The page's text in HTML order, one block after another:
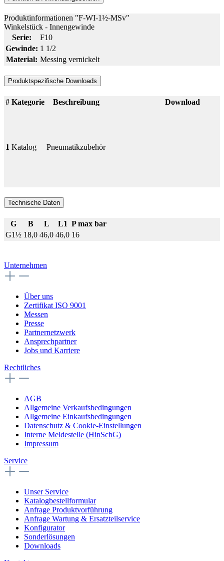
Produktinformationen "F-WI-1½-MSv"
Winkelstück - Innengewinde
Serie:
F10
Gewinde: 1 1/2
Material: Messing vernickelt
Produktspezifische Downloads
# Kategorie Beschreibung Download
1 Katalog Pneumatikzubehör
Technische Daten
G B L L1 P max bar
G1½ 18,0 46,0 46,0 16
Unternehmen
Über uns
Zertifikat ISO 9001
Messen
Presse
Partnernetzwerk
Ansprechpartner
Jobs und Karriere
Rechtliches
AGB
Allgemeine Verkaufsbedingungen
Allgemeine Einkaufsbedingungen
Datenschutz & Cookie-Einstellungen
Interne Meldestelle (HinSchG)
Impressum
Service
Unser Service
Katalogbestellformular
Anfrage Produktvorführung
Anfrage Wartung & Ersatzteilservice
Konfigurator
Sonderlösungen
Downloads